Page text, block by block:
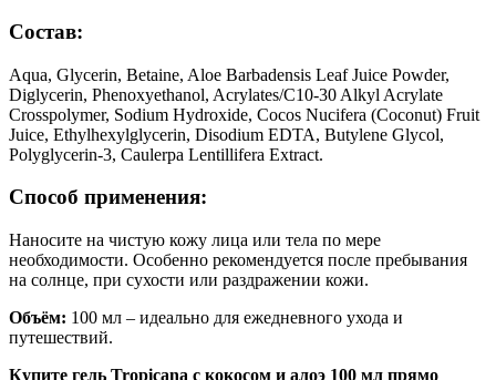
Состав:
Aqua, Glycerin, Betaine, Aloe Barbadensis Leaf Juice Powder,
Diglycerin, Phenoxyethanol, Acrylates/C10-30 Alkyl Acrylate
Crosspolymer, Sodium Hydroxide, Cocos Nucifera (Coconut) Fruit
Juice, Ethylhexylglycerin, Disodium EDTA, Butylene Glycol,
Polyglycerin-3, Caulerpa Lentillifera Extract.
Способ применения:
Наносите на чистую кожу лица или тела по мере
необходимости. Особенно рекомендуется после пребывания
на солнце, при сухости или раздражении кожи.
Объём: 100 мл – идеально для ежедневного ухода и
путешествий.
Купите гель Tropicana с кокосом и алоэ 100 мл прямо